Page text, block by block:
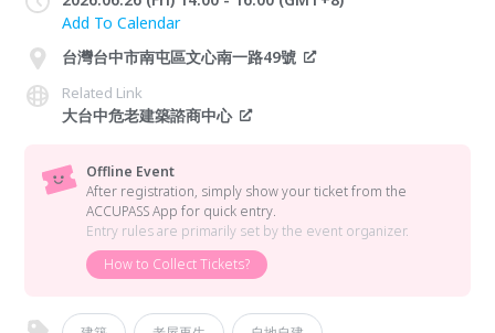
Add To Calendar
台灣台中市南屯區文心南一路49號
Related Link
大台中危老建築諮商中心
Offline Event
After registration, simply show your ticket from the
ACCUPASS App for quick entry.
Entry rules are primarily set by the event organizer.
How to Collect Tickets?